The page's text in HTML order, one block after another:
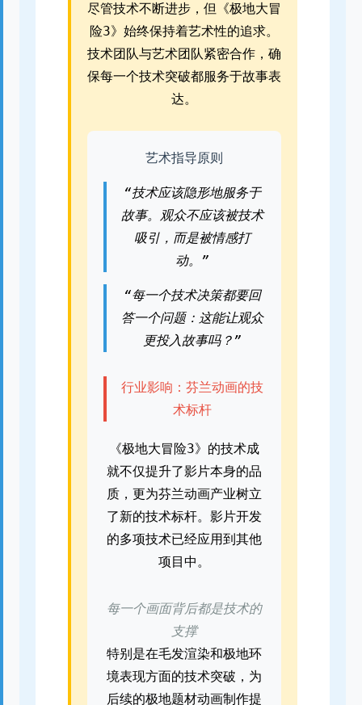
尽管技术不断进步，但《极地大冒
险3》始终保持着艺术性的追求。
技术团队与艺术团队紧密合作，确
保每一个技术突破都服务于故事表
达。
艺术指导原则
“技术应该隐形地服务于
故事。观众不应该被技术
吸引，而是被情感打
动。”
“每一个技术决策都要回
答一个问题：这能让观众
更投入故事吗？”
行业影响：芬兰动画的技
术标杆
《极地大冒险3》的技术成
就不仅提升了影片本身的品
质，更为芬兰动画产业树立
了新的技术标杆。影片开发
的多项技术已经应用到其他
项目中。
每一个画面背后都是技术的
支撑
特别是在毛发渲染和极地环
境表现方面的技术突破，为
后续的极地题材动画制作提